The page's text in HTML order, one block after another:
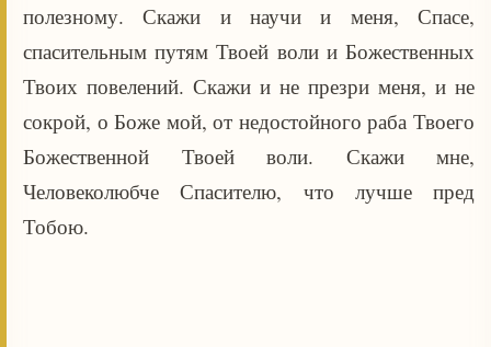
полезному. Скажи и научи и меня, Спасе,
спасительным путям Твоей воли и Божественных
Твоих повелений. Скажи и не презри меня, и не
сокрой, о Боже мой, от недостойного раба Твоего
Божественной Твоей воли. Скажи мне,
Человеколюбче Спасителю, что лучше пред
Тобою.